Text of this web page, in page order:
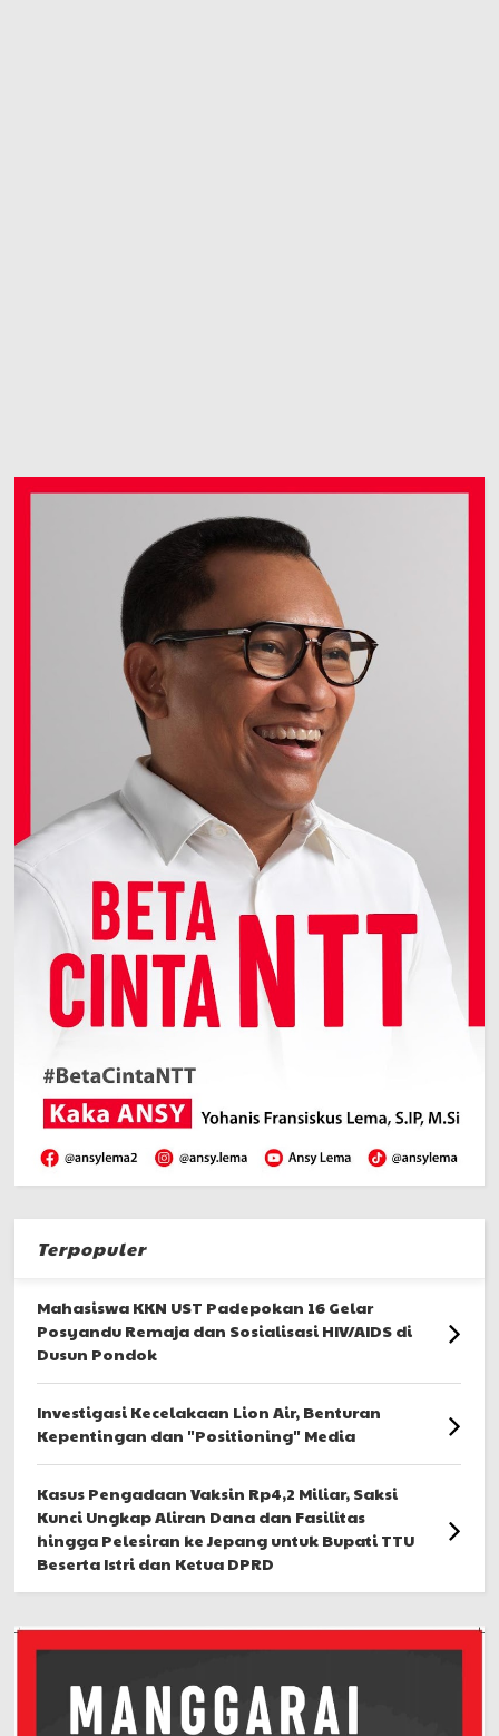
Terpopuler
Mahasiswa KKN UST Padepokan 16 Gelar
Posyandu Remaja dan Sosialisasi HIV/AIDS di
Dusun Pondok
Investigasi Kecelakaan Lion Air, Benturan
Kepentingan dan "Positioning" Media
Kasus Pengadaan Vaksin Rp4,2 Miliar, Saksi
Kunci Ungkap Aliran Dana dan Fasilitas
hingga Pelesiran ke Jepang untuk Bupati TTU
Beserta Istri dan Ketua DPRD